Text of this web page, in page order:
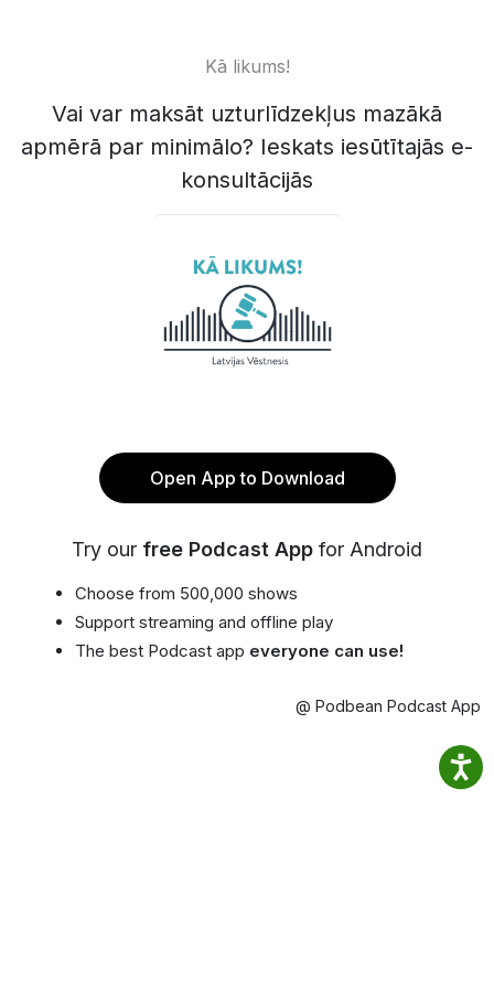
Kā likums!
Vai var maksāt uzturlīdzekļus mazākā
apmērā par minimālo? Ieskats iesūtītajās e-
konsultācijās
Open App to Download
Try our free Podcast App for Android
Choose from 500,000 shows
Support streaming and offline play
The best Podcast app everyone can use!
@ Podbean Podcast App